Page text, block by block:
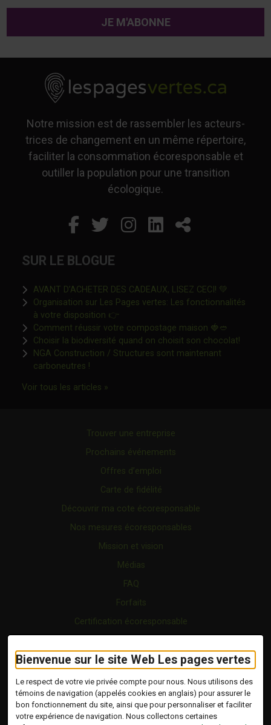
Bienvenue sur le site Web Les pages vertes
Le respect de votre vie privée compte pour nous. Nous utilisons des
témoins de navigation (appelés cookies en anglais) pour assurer le
bon fonctionnement du site, ainsi que pour personnaliser et faciliter
votre expérience de navigation. Nous collectons certaines
Notre mission est de rassembler les acteurs-
trices de changement en un même répertoire,
faciliter la consommation écoresponsable et
outiller la population pour une transition
écologique.
Facebook
Ce lien s'ouvrira dans
Twitter
Ce lien s'ouvrira
Instagram
Ce lien s'ouvrira
LinkedIn
Ce lienPartager
SUR LE BLOGUE
AVANT D’ACHETER DES CADEAUX, LISEZ CECI! 💚
Organisation sur Les Pages vertes: Les fonctionnalités
à votre disposition 👉Ce lien s'ouvrira dans une nouvelle
Comment réussir votre compostage maison 🍓🥙
Choisir la biodiversité quand on choisit son chocolat!Ce lien
NGA Construction / Structures sont maintenant
carboneutres !Ce lien s'ouvrira dans une nouvelle fenêtre"
Voir tous les articles »Ce lien s'ouvrira dans une nouvelle
Trouver une entreprise
Prochains événements
Offres d’emploi
Carte de fidélité
Découvrir ma cote écoresponsable
Nos mesures écoresponsables
Mission et vision
Médias
FAQ
Forfaits
Certification écoresponsable
Vidéo
Blogue
Copyright © 2026 Tous droits réservés.
Les Pages Vertes | Répertoire d'entreprises